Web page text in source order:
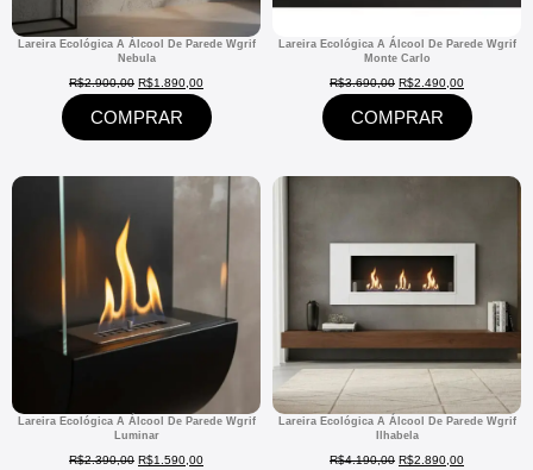
Lareira Ecológica A Álcool De Parede Wgrif
Nebula
R$2.900,00 R$1.890,00
COMPRAR
Lareira Ecológica A Álcool De Parede Wgrif
Monte Carlo
R$3.690,00 R$2.490,00
COMPRAR
Lareira Ecológica A Álcool De Parede Wgrif
Luminar
R$2.390,00 R$1.590,00
Lareira Ecológica A Álcool De Parede Wgrif
Ilhabela
R$4.190,00 R$2.890,00